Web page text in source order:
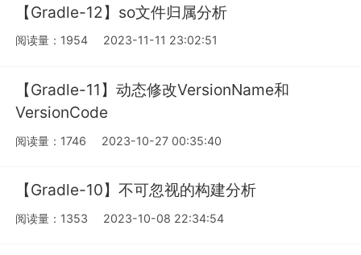
【Gradle-12】so文件归属分析
阅读量：1954 2023-11-11 23:02:51
【Gradle-11】动态修改VersionName和
VersionCode
阅读量：1746 2023-10-27 00:35:40
【Gradle-10】不可忽视的构建分析
阅读量：1353 2023-10-08 22:34:54